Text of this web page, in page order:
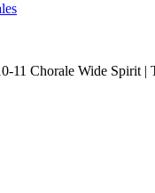
11 Chorale Wide Spirit |